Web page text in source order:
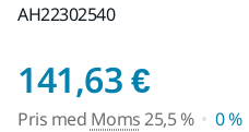
AH22302540
141,63 €Pris
Pris med Moms25,5 %
0 %